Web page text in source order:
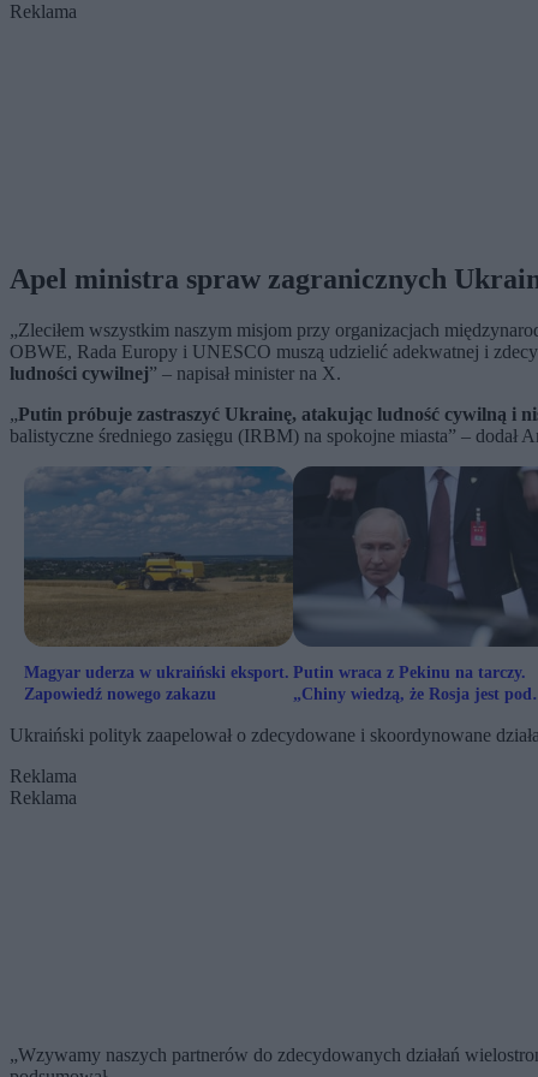
Reklama
Apel ministra spraw zagranicznych
„Zleciłem wszystkim naszym misjom przy organizacjach
OBWE, Rada Europy i UNESCO muszą udzielić adekwatnej i
ludności cywilnej” – napisał minister na X.
„Putin próbuje zastraszyć Ukrainę, atakując ludność cywilną i
balistyczne średniego zasięgu (IRBM) na spokojne miasta” – dodał
Magyar uderza w ukraiński eksport.
Zapowiedź nowego zakazu
Putin wraca z Pekinu na tarczy.
„Chiny wiedzą, że Rosja jest pod
Ukraiński polityk zaapelował o zdecydowane i skoordynowane
Reklama
Reklama
„Wzywamy naszych partnerów do zdecydowanych działań